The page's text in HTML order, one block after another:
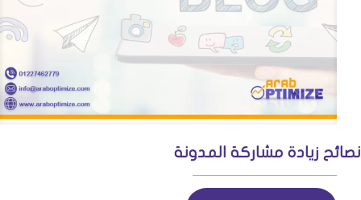
نصائح زيادة مشاركة المدونة